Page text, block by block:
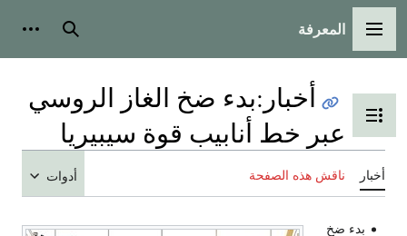
القائمة الرئيسية
المعرفة بحث
تبديل عرض جدول المحتويات
أخبار :بدء ضخ الغاز الروسي
عبر خط أنابيب قوة سيبيريا
أخبار ناقش هذه الصفحة أدوات
بدء ضخ